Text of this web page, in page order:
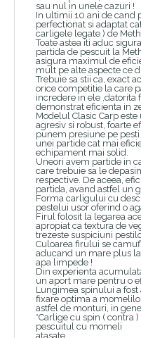
sau nul in unele cazuri !
In ultimii 10 ani de cand
perfectionat si adaptat
carligele legate ) de
Toate astea iti aduc
partida de pescuit la
asigura maximul de
mult pe alte aspecte ce
Trebuie sa stii ca, exact
orice competitie la care
incredere in ele
demonstrat eficienta in
Modelul Clasic Carp
agresiv si robust, foarte
punem presiune pe
unei partide cat mai
echipament mai solid.
Uneori avem partide in
care trebuie sa le
respective. De aceea,
partida, avand astfel un
Forma carligului cu
pestelui usor oferind o
Firul folosit la legarea
apropiat ca textura de
trezeste suspiciuni
Culoarea firului se
aducand un mare plus
apa limpede !
Din experienta
un aport mare pentru o
Lungimea spinului a
fixare optima a
astfel de monturi, in
*Carlige cu spin ( contra
pescuitul cu momeli
atasate